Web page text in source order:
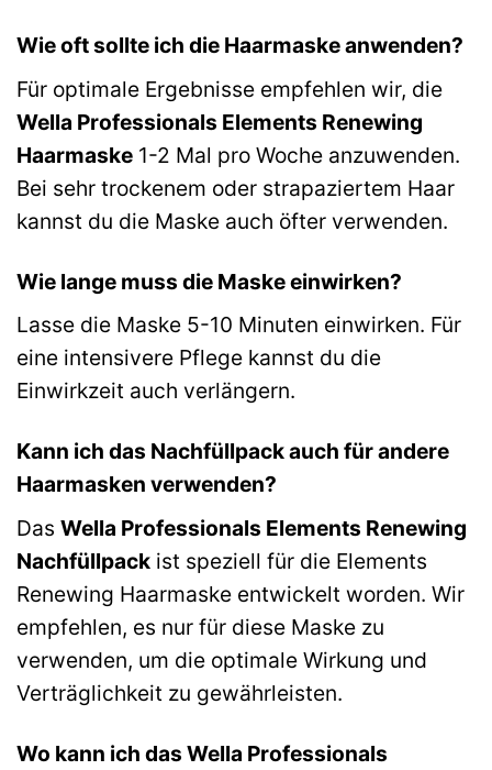
Wie oft sollte ich die Haarmaske anwenden?
Für optimale Ergebnisse empfehlen wir, die
Wella Professionals Elements Renewing
Haarmaske 1-2 Mal pro Woche anzuwenden.
Bei sehr trockenem oder strapaziertem Haar
kannst du die Maske auch öfter verwenden.
Wie lange muss die Maske einwirken?
Lasse die Maske 5-10 Minuten einwirken. Für
eine intensivere Pflege kannst du die
Einwirkzeit auch verlängern.
Kann ich das Nachfüllpack auch für andere
Haarmasken verwenden?
Das Wella Professionals Elements Renewing
Nachfüllpack ist speziell für die Elements
Renewing Haarmaske entwickelt worden. Wir
empfehlen, es nur für diese Maske zu
verwenden, um die optimale Wirkung und
Verträglichkeit zu gewährleisten.
Wo kann ich das Wella Professionals